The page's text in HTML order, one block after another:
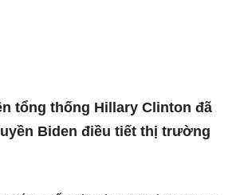
tổng thống Hillary Clinton đã
Biden điều tiết thị trường